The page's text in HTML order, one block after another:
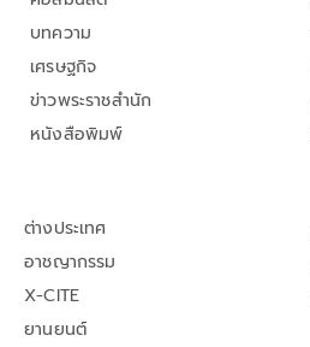
บทความ
เศรษฐกิจ
ข่าวพระราชสำนัก
หนังสือพิมพ์
ต่างประเทศ
อาชญากรรม
X-CITE
ยานยนต์